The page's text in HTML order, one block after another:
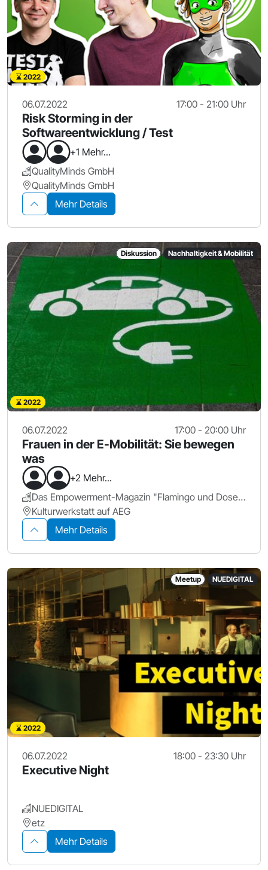
2022
06.07.2022 17:00 - 21:00 Uhr
Risk Storming in der
Softwareentwicklung / Test
+1 Mehr...
QualityMinds GmbH
QualityMinds GmbH
Mehr Details
Diskussion Nachhaltigkeit & Mobilität
2022
06.07.2022 17:00 - 20:00 Uhr
Frauen in der E-Mobilität: Sie bewegen
was
+2 Mehr...
Das Empowerment-Magazin "Flamingo und Dosenbier"
Kulturwerkstatt auf AEG
Mehr Details
Meetup NUEDIGITAL
2022
06.07.2022 18:00 - 23:30 Uhr
Executive Night
NUEDIGITAL
etz
Mehr Details